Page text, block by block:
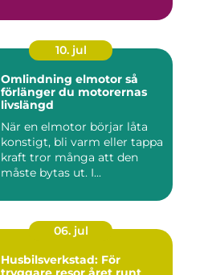
10. jul
Omlindning elmotor så
förlänger du motorernas
livslängd
När en elmotor börjar låta
konstigt, bli varm eller tappa
kraft tror många att den
måste bytas ut. I...
06. jul
Husbilsverkstad: För